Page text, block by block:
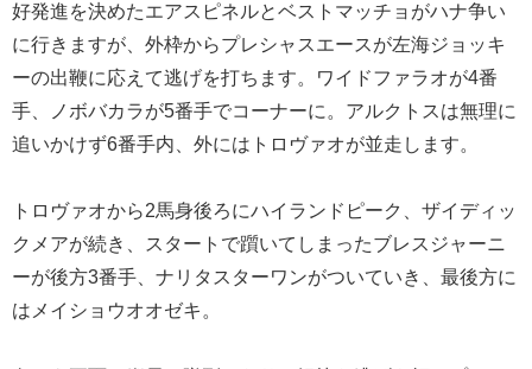
好発進を決めたエアスピネルとベストマッチョがハナ争い
に行きますが、外枠からプレシャスエースが左海ジョッキ
ーの出鞭に応えて逃げを打ちます。ワイドファラオが4番
手、ノボバカラが5番手でコーナーに。アルクトスは無理に
追いかけず6番手内、外にはトロヴァオが並走します。
トロヴァオから2馬身後ろにハイランドピーク、ザイディッ
クメアが続き、スタートで躓いてしまったブレスジャーニ
ーが後方3番手、ナリタスターワンがついていき、最後方に
はメイショウオオゼキ。